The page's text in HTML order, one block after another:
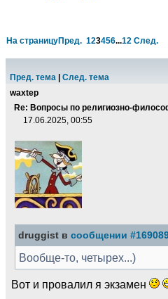
На страницуПред. 123456...12 След.
Пред. тема
След. тема
waxtep
Re: Вопросы по религиозно-
17.06.2025, 00:55
druggist в сообщении
Вообще-то, четырех...)
Вот и провалил я экзамен